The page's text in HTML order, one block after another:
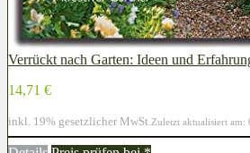
Verrückt nach Garten: Ideen und
14,71 €
inkl. 19% gesetzlicher MwSt. Zuletzt aktualisiert am: